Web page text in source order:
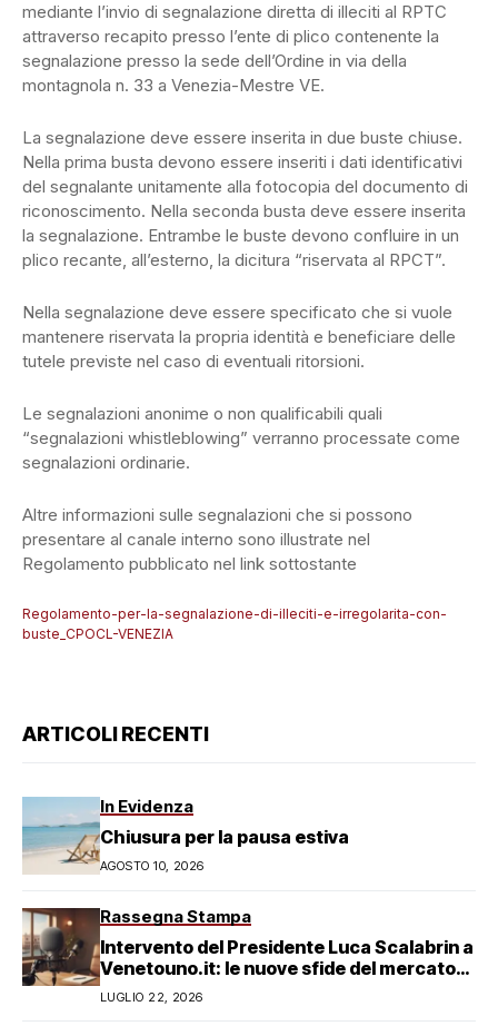
mediante l’invio di segnalazione diretta di illeciti al RPTC
attraverso recapito presso l’ente di plico contenente la
segnalazione presso la sede dell’Ordine in via della
montagnola n. 33 a Venezia-Mestre VE.
La segnalazione deve essere inserita in due buste chiuse.
Nella prima busta devono essere inseriti i dati identificativi
del segnalante unitamente alla fotocopia del documento di
riconoscimento. Nella seconda busta deve essere inserita
la segnalazione. Entrambe le buste devono confluire in un
plico recante, all’esterno, la dicitura “riservata al RPCT”.
Nella segnalazione deve essere specificato che si vuole
mantenere riservata la propria identità e beneficiare delle
tutele previste nel caso di eventuali ritorsioni.
Le segnalazioni anonime o non qualificabili quali
“segnalazioni whistleblowing” verranno processate come
segnalazioni ordinarie.
Altre informazioni sulle segnalazioni che si possono
presentare al canale interno sono illustrate nel
Regolamento pubblicato nel link sottostante
Regolamento-per-la-segnalazione-di-illeciti-e-irregolarita-con-
buste_CPOCL-VENEZIA
ARTICOLI RECENTI
In Evidenza
Chiusura per la pausa estiva
AGOSTO 10, 2026
Rassegna Stampa
Intervento del Presidente Luca Scalabrin a
Venetouno.it: le nuove sfide del mercato
del lavoro veneziano
LUGLIO 22, 2026